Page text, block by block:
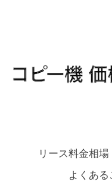
リース料金相場
よくある